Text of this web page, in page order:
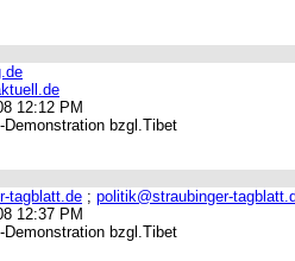
12:12 PM
Demonstration bzgl.Tibet
tagblatt.de ; politik@straubinger-
12:37 PM
Demonstration bzgl.Tibet